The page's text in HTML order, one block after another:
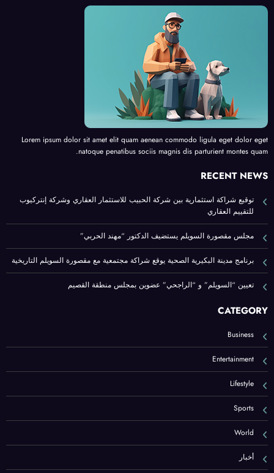
Lorem ipsum dolor sit amet elit quam aenean commodo ligula eget dolor eget
natoque penatibus sociis magnis dis parturient montes quam.
RECENT NEWS
توقيع شراكة استثمارية بين شركة الحبيب للاستثمار العقاري وشركة إنتركيوب
للتقييم العقاري
مجلس مقصورة السويلم يستضيف الدكتور “مهند الحربي”
برنامج مدينة البكيرية الصحية يوقع شراكة مجتمعية مع مقصورة السويلم التاريخية
تعيين “السويلم” و “الراجحي” عضوين بمجلس منطقة القصيم
CATEGORY
Business
Entertainment
Lifestyle
Sports
World
أخبار